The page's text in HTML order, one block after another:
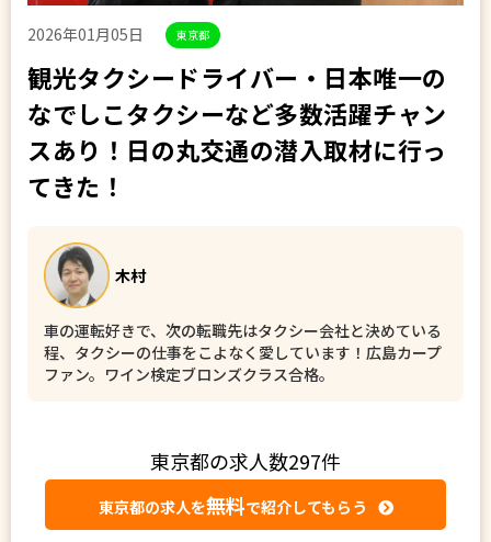
2026年01月05日 東京都
観光タクシードライバー・日本唯一の
なでしこタクシーなど多数活躍チャン
スあり！日の丸交通の潜入取材に行っ
てきた！
木村
車の運転好きで、次の転職先はタクシー会社と決めている
程、タクシーの仕事をこよなく愛しています！広島カープ
ファン。ワイン検定ブロンズクラス合格。
東京都の求人数297件
東京都の求人を無料で紹介してもら う